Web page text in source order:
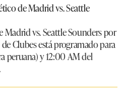
de Madrid vs. Seattle
vs. Seattle Sounders por
Clubes está programado para
peruana) y 12:00 AM del